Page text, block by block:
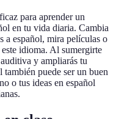
para aprender un
en tu vida diaria. Cambia
a español, mira películas o
este idioma. Al sumergirte
y ampliarás tu
también puede ser un buen
o tus ideas en español